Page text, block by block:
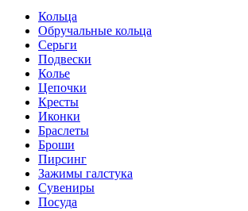
Кольца
Обручальные кольца
Серьги
Подвески
Колье
Цепочки
Кресты
Иконки
Браслеты
Броши
Пирсинг
Зажимы галстука
Сувениры
Посуда